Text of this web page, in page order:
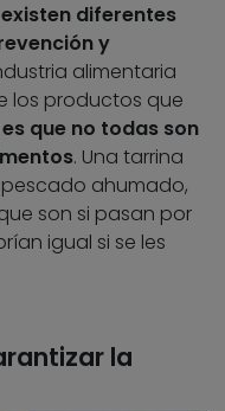
diferentes
y
alimentaria
los productos que
que no todas son
. Una tarrina
ahumado,
son si pasan por
igual si se les
la